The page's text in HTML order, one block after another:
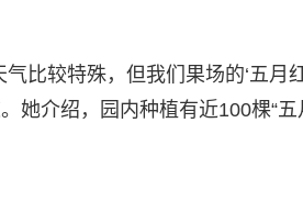
气比较特殊，但我们果场的‘五月
她介绍，园内种植有近100棵“